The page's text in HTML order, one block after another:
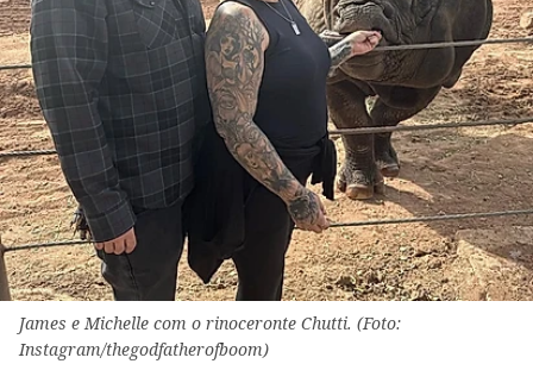
James e Michelle com o rinoceronte Chutti. (Foto:
Instagram/thegodfatherofboom)